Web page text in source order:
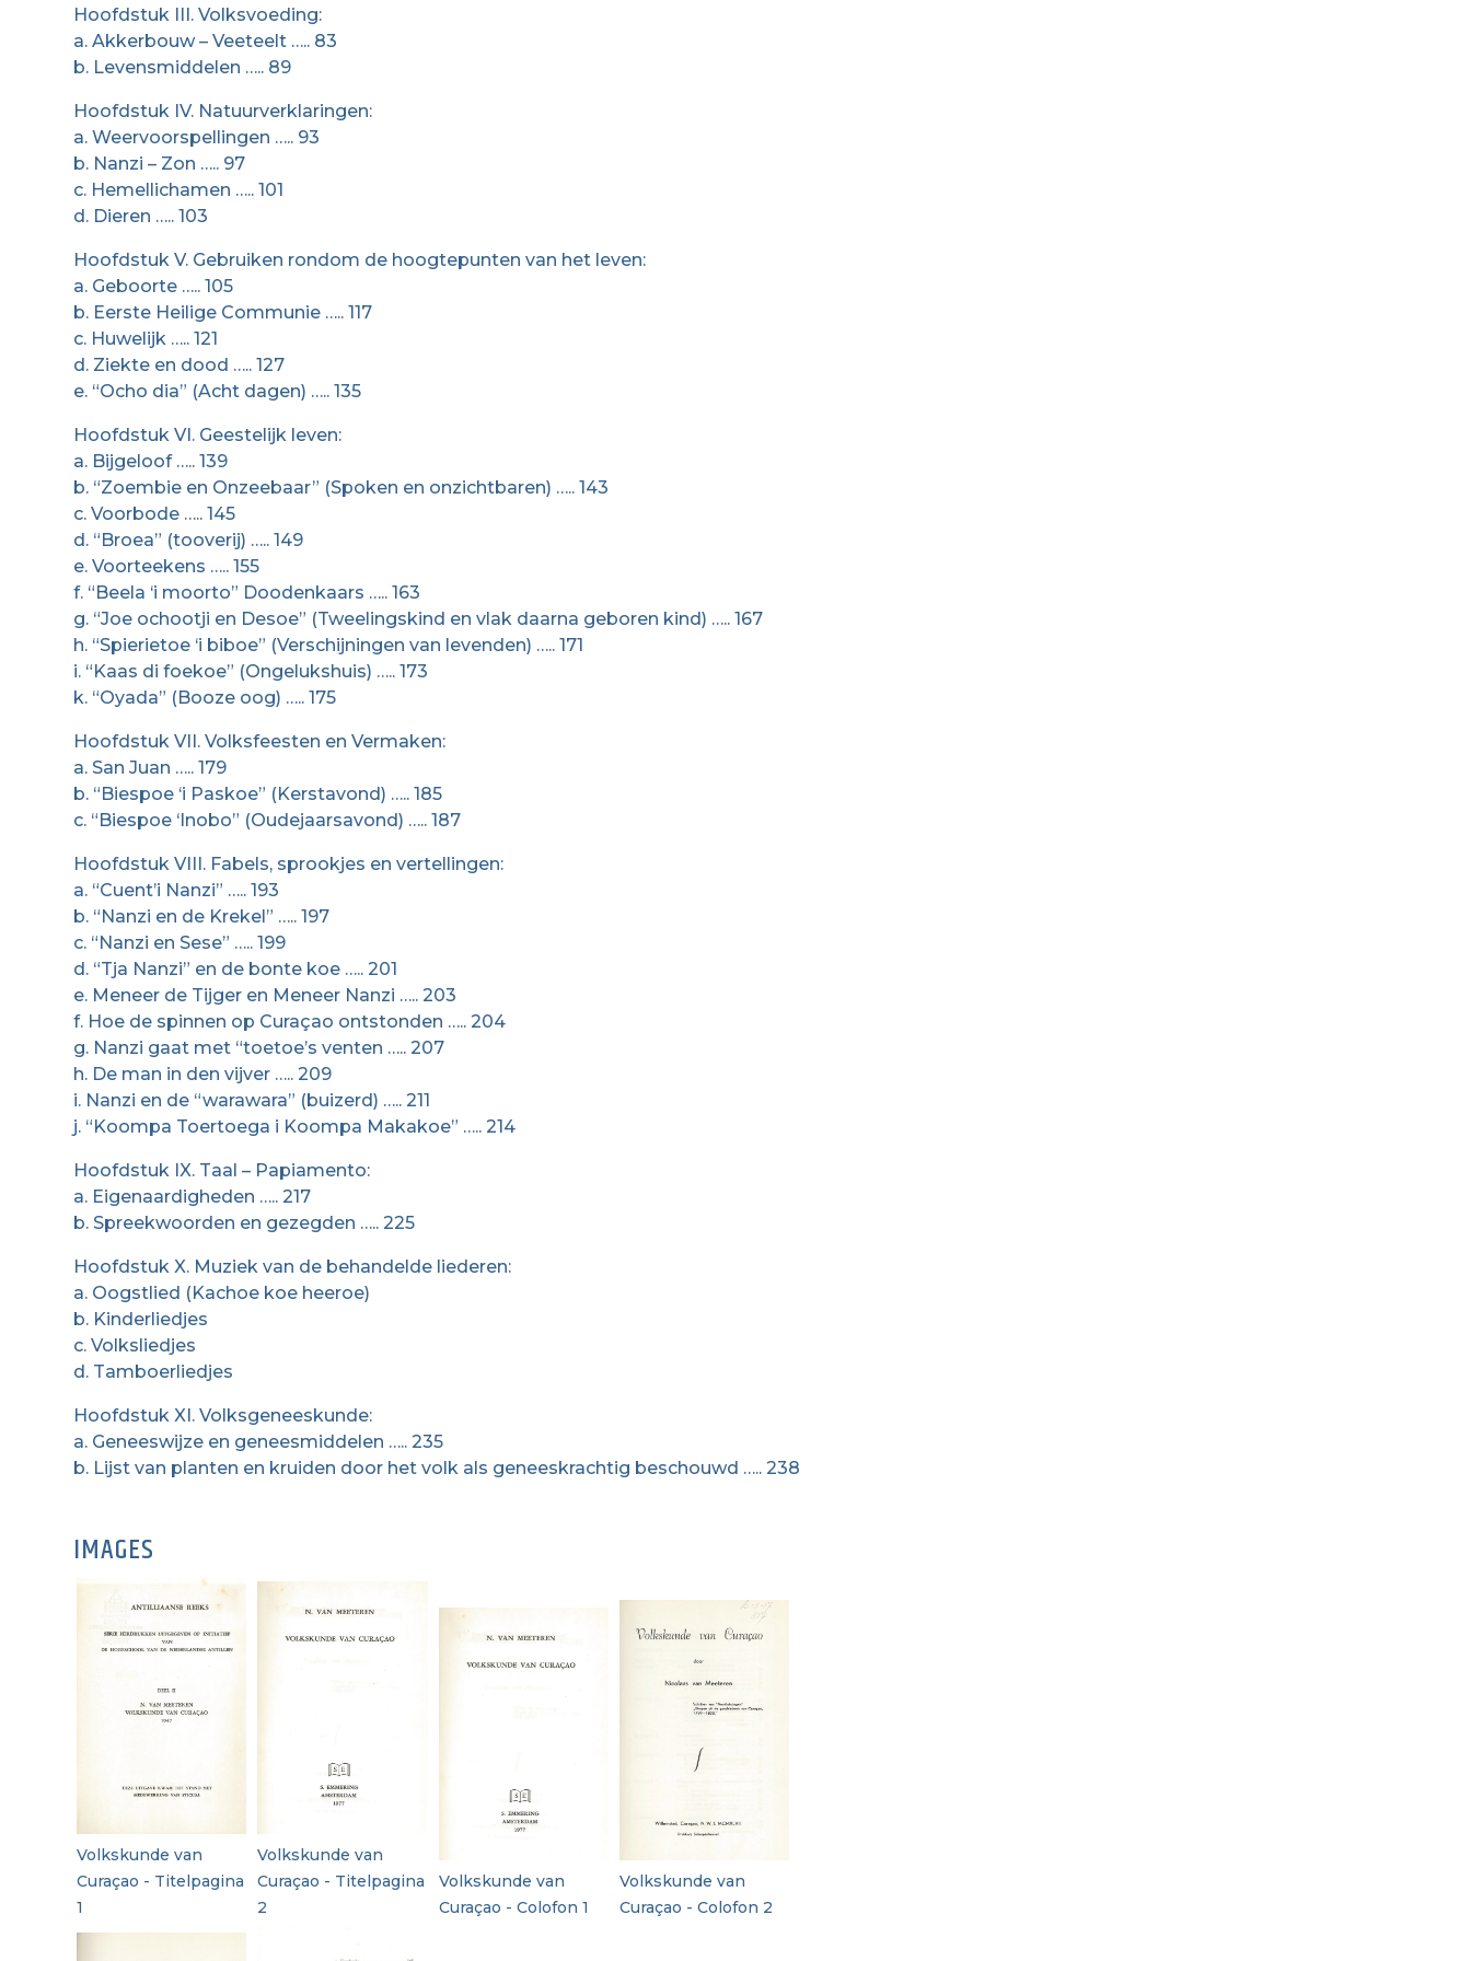
Hoofdstuk III. Volksvoeding:
a. Akkerbouw – Veeteelt ….. 83
b. Levensmiddelen ….. 89
Hoofdstuk IV. Natuurverklaringen:
a. Weervoorspellingen ….. 93
b. Nanzi – Zon ….. 97
c. Hemellichamen ….. 101
d. Dieren ….. 103
Hoofdstuk V. Gebruiken rondom de hoogtepunten van het leven:
a. Geboorte ….. 105
b. Eerste Heilige Communie ….. 117
c. Huwelijk ….. 121
d. Ziekte en dood ….. 127
e. “Ocho dia” (Acht dagen) ….. 135
Hoofdstuk VI. Geestelijk leven:
a. Bijgeloof ….. 139
b. “Zoembie en Onzeebaar” (Spoken en onzichtbaren) ….. 143
c. Voorbode ….. 145
d. “Broea” (tooverij) ….. 149
e. Voorteekens ….. 155
f. “Beela ‘i moorto” Doodenkaars ….. 163
g. “Joe ochootji en Desoe” (Tweelingskind en vlak daarna geboren kind) ….. 167
h. “Spierietoe ‘i biboe” (Verschijningen van levenden) ….. 171
i. “Kaas di foekoe” (Ongelukshuis) ….. 173
k. “Oyada” (Booze oog) ….. 175
Hoofdstuk VII. Volksfeesten en Vermaken:
a. San Juan ….. 179
b. “Biespoe ‘i Paskoe” (Kerstavond) ….. 185
c. “Biespoe ‘Inobo” (Oudejaarsavond) ….. 187
Hoofdstuk VIII. Fabels, sprookjes en vertellingen:
a. “Cuent’i Nanzi” ….. 193
b. “Nanzi en de Krekel” ….. 197
c. “Nanzi en Sese” ….. 199
d. “Tja Nanzi” en de bonte koe ….. 201
e. Meneer de Tijger en Meneer Nanzi ….. 203
f. Hoe de spinnen op Curaçao ontstonden ….. 204
g. Nanzi gaat met “toetoe’s venten ….. 207
h. De man in den vijver ….. 209
i. Nanzi en de “warawara” (buizerd) ….. 211
j. “Koompa Toertoega i Koompa Makakoe” ….. 214
Hoofdstuk IX. Taal – Papiamento:
a. Eigenaardigheden ….. 217
b. Spreekwoorden en gezegden ….. 225
Hoofdstuk X. Muziek van de behandelde liederen:
a. Oogstlied (Kachoe koe heeroe)
b. Kinderliedjes
c. Volksliedjes
d. Tamboerliedjes
Hoofdstuk XI. Volksgeneeskunde:
a. Geneeswijze en geneesmiddelen ….. 235
b. Lijst van planten en kruiden door het volk als geneeskrachtig beschouwd ….. 238
IMAGES
Volkskunde van
Curaçao - Titelpagina
1
Volkskunde van
Curaçao - Titelpagina
2
Volkskunde van
Curaçao - Colofon 1
Volkskunde van
Curaçao - Colofon 2